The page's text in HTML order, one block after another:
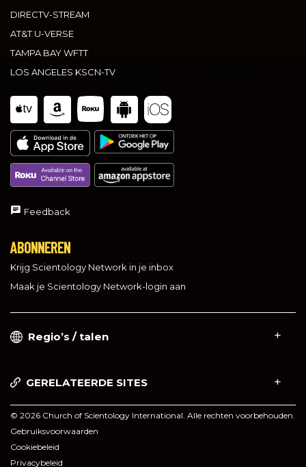
DIRECTV-STREAM
AT&T U-VERSE
TAMPA BAY WFTT
LOS ANGELES KSCN-TV
Feedback
ABONNEREN
Krijg Scientology Network in je inbox
Maak je Scientology Network-login aan
Regio’s / talen
GERELATEERDE SITES
© 2026 Church of Scientology International. Alle rechten voorbehouden.
Gebruiksvoorwaarden
Cookiebeleid
Privacybeleid